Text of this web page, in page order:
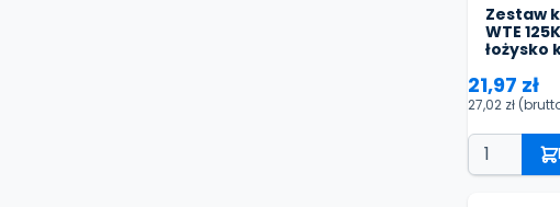
Zestaw
WTE
łożysko
21,97 zł
27,02 zł